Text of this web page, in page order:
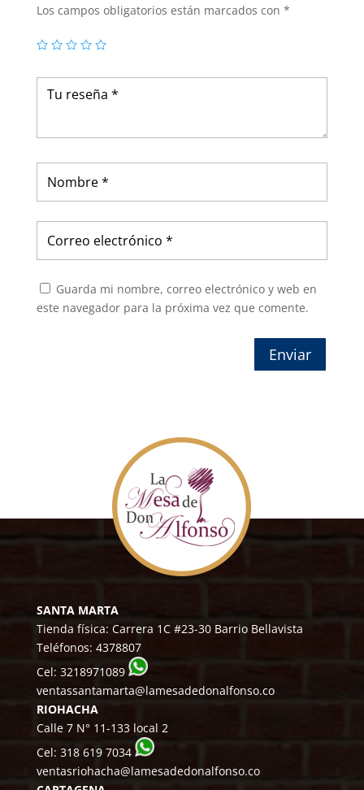
Los campos obligatorios están marcados con *
Guarda mi nombre, correo electrónico y web en
este navegador para la próxima vez que comente.
Enviar
SANTA MARTA
Tienda física: Carrera 1C #23-30 Barrio Bellavista
Teléfonos: 4378807
Cel: 3218971089
ventassantamarta@lamesadedonalfonso.co
RIOHACHA
Calle 7 N° 11-133 local 2
Cel: 318 619 7034
ventasriohacha@lamesadedonalfonso.co